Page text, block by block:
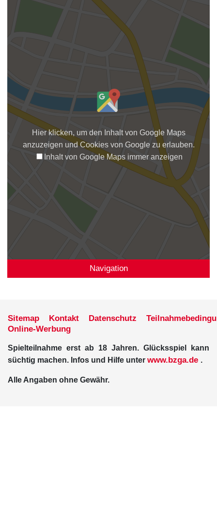
Hier klicken, um den Inhalt von Google Maps
anzuzeigen und Cookies von Google zu erlauben.
Inhalt von Google Maps immer anzeigen
Navigation
Sitemap Kontakt Datenschutz
Online-Werbung
Spielteilnahme erst ab 18 Jahren. Glücksspiel kann
süchtig machen. Infos und Hilfe unter www.bzga.de .
Alle Angaben ohne Gewähr.